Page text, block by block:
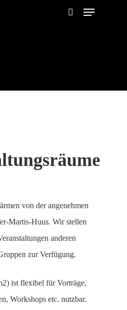
Menu
von der angenehmen
Martis-Huus. Wir stellen
anderen
zur Verfügung.
ist flexibel für Vorträge,
Workshops etc. nutzbar.